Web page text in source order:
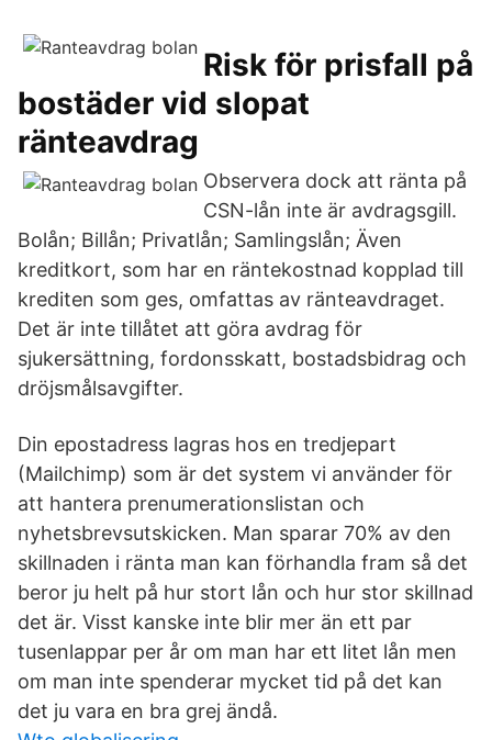
Risk för prisfall på
bostäder vid slopat
ränteavdrag
Observera dock att ränta på
CSN-lån inte är avdragsgill.
Bolån; Billån; Privatlån; Samlingslån; Även
kreditkort, som har en räntekostnad kopplad till
krediten som ges, omfattas av ränteavdraget.
Det är inte tillåtet att göra avdrag för
sjukersättning, fordonsskatt, bostadsbidrag och
dröjsmålsavgifter.
Din epostadress lagras hos en tredjepart
(Mailchimp) som är det system vi använder för
att hantera prenumerationslistan och
nyhetsbrevsutskicken. Man sparar 70% av den
skillnaden i ränta man kan förhandla fram så det
beror ju helt på hur stort lån och hur stor skillnad
det är. Visst kanske inte blir mer än ett par
tusenlappar per år om man har ett litet lån men
om man inte spenderar mycket tid på det kan
det ju vara en bra grej ändå.